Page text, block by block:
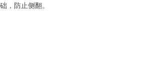
，防止侧翻。